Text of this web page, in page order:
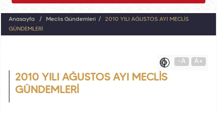
Anasayfa Meclis Gündemleri
2010 YILI AĞUSTOS AYI MECLİS
GÜNDEMLERİ
-A A+
2010 YILI AĞUSTOS AYI MECLİS
GÜNDEMLERİ